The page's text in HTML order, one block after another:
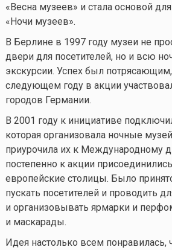
«Весна музеев» и стала основой
«Ночи музеев».
В Берлине в 1997 году музеи не
двери для посетителей, но и всю
экскурсии. Успех был
следующем году в акции
городов Германии.
В 2001 году к инициативе
которая организовала ночные
приурочила их к Международному
постепенно к акции
европейские столицы. Было
пускать посетителей и проводить
и организовывать ярмарки и
и маскарады.
Идея настолько всем понравилась,